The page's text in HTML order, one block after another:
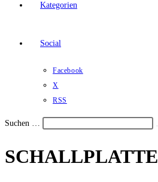
Kategorien
Social
Facebook
X
RSS
Suchen …
den
SCHALLPLATTE